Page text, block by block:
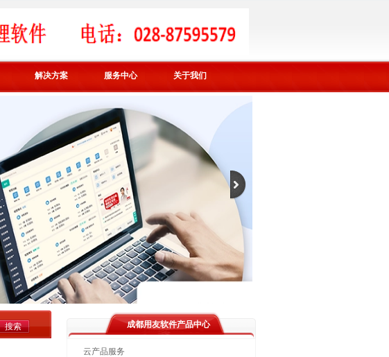
解决方案 服务中心 关于我们
成都用友软件产品中心
云产品服务